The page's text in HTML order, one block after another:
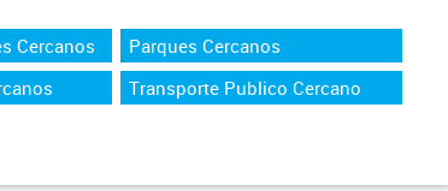
Cercanos
Parques Cercanos
Transporte Publico Cercano